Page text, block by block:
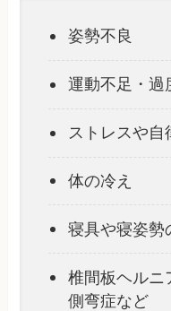
姿勢不良
運動不足・過
ストレスや自
体の冷え
寝具や寝姿勢
椎間板ヘルニ
側弯症など